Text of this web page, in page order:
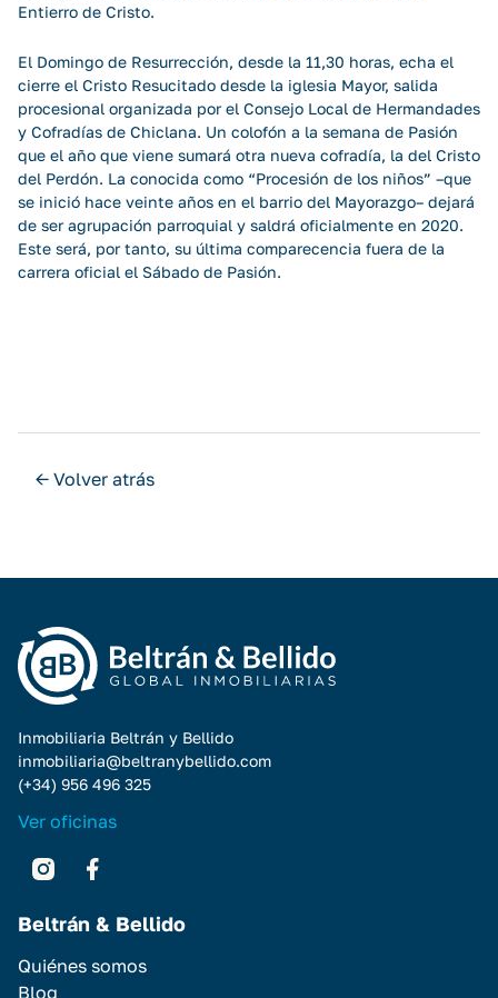
Entierro de Cristo.
El Domingo de Resurrección, desde la 11,30 horas, echa el
cierre el Cristo Resucitado desde la iglesia Mayor, salida
procesional organizada por el Consejo Local de Hermandades
y Cofradías de Chiclana. Un colofón a la semana de Pasión
que el año que viene sumará otra nueva cofradía, la del Cristo
del Perdón. La conocida como “Procesión de los niños” –que
se inició hace veinte años en el barrio del Mayorazgo– dejará
de ser agrupación parroquial y saldrá oficialmente en 2020.
Este será, por tanto, su última comparecencia fuera de la
carrera oficial el Sábado de Pasión.
← Volver atrás
Inmobiliaria Beltrán y Bellido
inmobiliaria@beltranybellido.com
(+34) 956 496 325
Ver oficinas
Beltrán & Bellido
Quiénes somos
Blog